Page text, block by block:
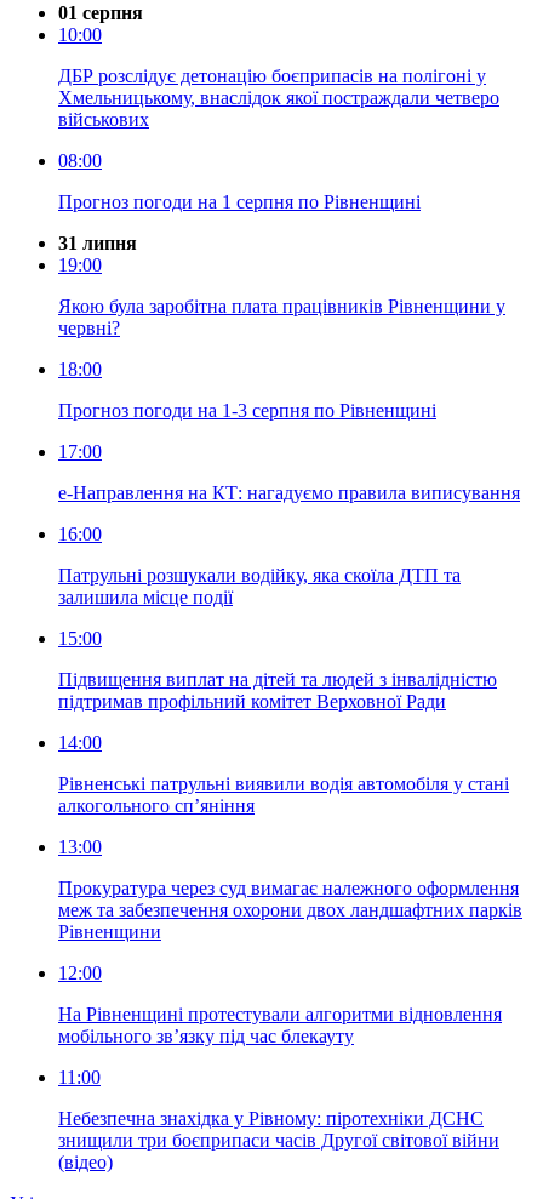
01 серпня
10:00
ДБР розслідує детонацію боєприпасів на полігоні у
Хмельницькому, внаслідок якої постраждали четверо
військових
08:00
Прогноз погоди на 1 серпня по Рівненщині
31 липня
19:00
Якою була заробітна плата працівників Рівненщини у
червні?
18:00
Прогноз погоди на 1-3 серпня по Рівненщині
17:00
е-Направлення на КТ: нагадуємо правила виписування
16:00
Патрульні розшукали водійку, яка скоїла ДТП та
залишила місце події
15:00
Підвищення виплат на дітей та людей з інвалідністю
підтримав профільний комітет Верховної Ради
14:00
Рівненські патрульні виявили водія автомобіля у стані
алкогольного сп’яніння
13:00
Прокуратура через суд вимагає належного оформлення
меж та забезпечення охорони двох ландшафтних парків
Рівненщини
12:00
На Рівненщині протестували алгоритми відновлення
мобільного зв’язку під час блекауту
11:00
Небезпечна знахідка у Рівному: піротехніки ДСНС
знищили три боєприпаси часів Другої світової війни
(відео)